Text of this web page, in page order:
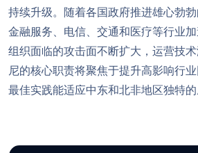
持续升级。随着各国政府推进雄心勃勃
金融服务、电信、交通和医疗等行业
组织面临的攻击面不断扩大，运营技
尼的核心职责将聚焦于提升高影响行
最佳实践能适应中东和北非地区独特的